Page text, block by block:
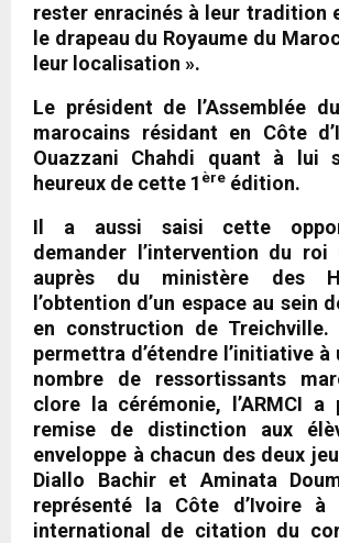
rester enracinés à leur tradition
le drapeau du Royaume du
leur localisation ».
Le président de l’Assemblée
marocains résidant en Côte
Ouazzani Chahdi quant à lui
heureux de cette 1 ère édition.
Il a aussi saisi cette
demander l’intervention du roi
auprès du ministère des
l’obtention d’un espace au sein
en construction de
permettra d’étendre l’initiative à
nombre de ressortissants
clore la cérémonie, l’ARMCI a
remise de distinction aux
enveloppe à chacun des deux
Diallo Bachir et Aminata
représenté la Côte d’Ivoire à
international de citation du